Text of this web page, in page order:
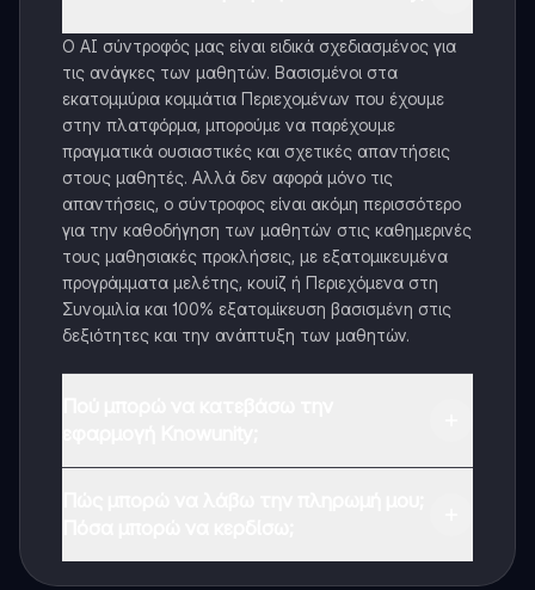
Ο AI σύντροφός μας είναι ειδικά σχεδιασμένος για
τις ανάγκες των μαθητών. Βασισμένοι στα
εκατομμύρια κομμάτια Περιεχομένων που έχουμε
στην πλατφόρμα, μπορούμε να παρέχουμε
πραγματικά ουσιαστικές και σχετικές απαντήσεις
στους μαθητές. Αλλά δεν αφορά μόνο τις
απαντήσεις, ο σύντροφος είναι ακόμη περισσότερο
για την καθοδήγηση των μαθητών στις καθημερινές
τους μαθησιακές προκλήσεις, με εξατομικευμένα
προγράμματα μελέτης, κουίζ ή Περιεχόμενα στη
Συνομιλία και 100% εξατομίκευση βασισμένη στις
δεξιότητες και την ανάπτυξη των μαθητών.